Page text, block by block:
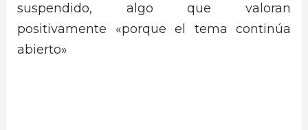
suspendido, algo que valoran
positivamente «porque el tema continúa
abierto»